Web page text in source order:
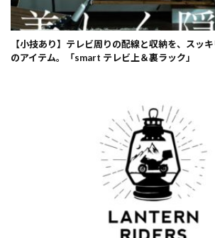
【小技あり】テレビ周りの配線と収納を、スッ
のアイテム。「smart テレビ上＆裏ラック」